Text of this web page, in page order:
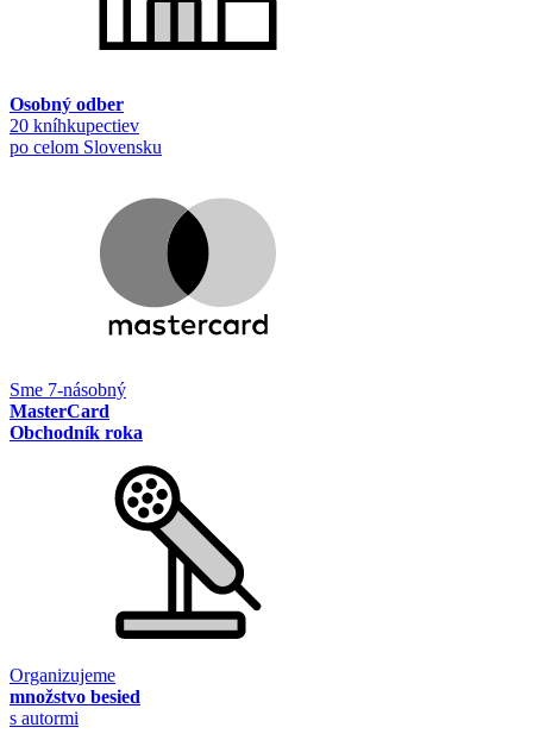
Osobný odber
20 kníhkupectiev
po celom Slovensku
Sme 7-násobný
MasterCard
Obchodník roka
Organizujeme
množstvo besied
s autormi